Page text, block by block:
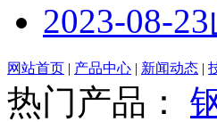
2023-08-23
网站首页 | 产品中心 | 新闻动态 |
热门产品：